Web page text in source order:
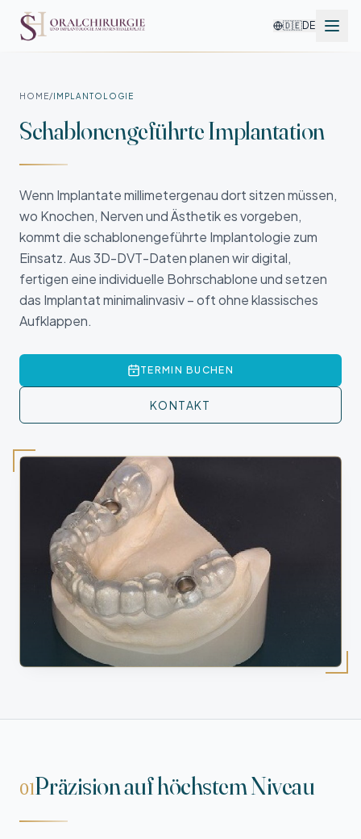
🇩🇪DE
HOME/IMPLANTOLOGIE
Schablonen­geführte Implantation
Wenn Implantate millimetergenau dort sitzen müssen,
wo Knochen, Nerven und Ästhetik es vorgeben,
kommt die schablonengeführte Implantologie zum
Einsatz. Aus 3D-DVT-Daten planen wir digital,
fertigen eine individuelle Bohrschablone und setzen
das Implantat minimalinvasiv – oft ohne klassisches
Aufklappen.
TERMIN BUCHEN
KONTAKT
01Präzision auf höchstem Niveau